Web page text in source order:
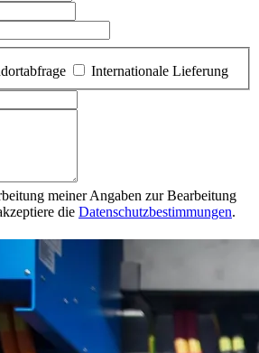
Internationale Lieferung
meiner Angaben zur Bearbeitung
die Datenschutzbestimmungen.